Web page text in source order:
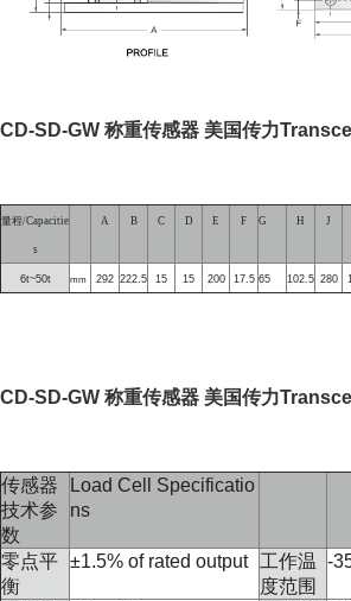
CD-SD-GW 称重传感器 美国传力
量程/Capacitie
s
A B C D E F G H J
6t~50t mm 292 222.5 15 15 200 17.5 65 102.5 280
CD-SD-GW 称重传感器 美国传力
传感器
技术参
数
Load Cell Specificatio
ns
零点平
衡
±1.5% of rated output
工作温
度范围
-